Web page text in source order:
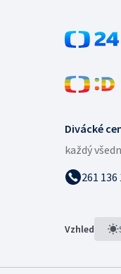
Divácké
každý
261 136
Vzhled